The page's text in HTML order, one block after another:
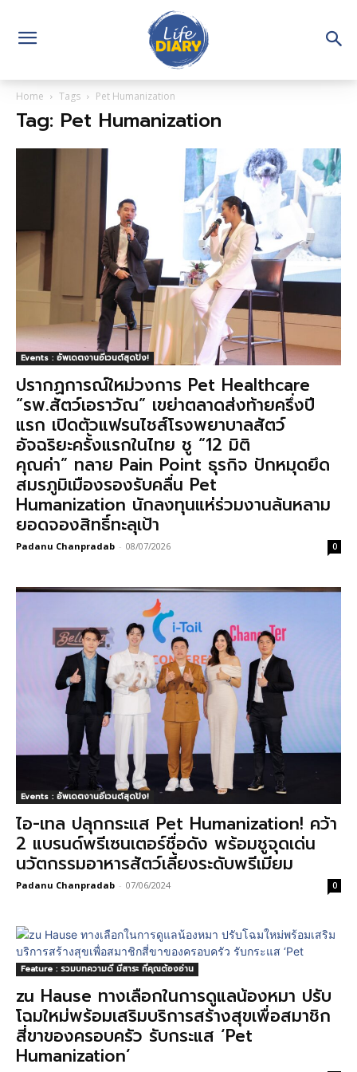
Home Tags Pet Humanization
Tag: Pet Humanization
Events : อัพเดตงานอีเวนต์สุดปัง!
ปรากฏการณ์ใหม่วงการ Pet Healthcare
“รพ.สัตว์เอราวัณ” เขย่าตลาดส่งท้ายครึ่งปี
แรก เปิดตัวแฟรนไชส์โรงพยาบาลสัตว์
อัจฉริยะครั้งแรกในไทย ชู “12 มิติ
คุณค่า” ทลาย Pain Point ธุรกิจ ปักหมุดยึด
สมรภูมิเมืองรองรับคลื่น Pet
Humanization นักลงทุนแห่ร่วมงานล้นหลาม
ยอดจองสิทธิ์ทะลุเป้า
Padanu Chanpradab - 08/07/2026 0
Events : อัพเดตงานอีเวนต์สุดปัง!
ไอ-เทล ปลุกกระแส Pet Humanization! คว้า
2 แบรนด์พรีเซนเตอร์ชื่อดัง พร้อมชูจุดเด่น
นวัตกรรมอาหารสัตว์เลี้ยงระดับพรีเมียม
Padanu Chanpradab - 07/06/2024 0
Feature : รวมบทความดี มีสาระ ที่คุณต้องอ่าน
zu Hause ทางเลือกในการดูแลน้องหมา ปรับ
โฉมใหม่พร้อมเสริมบริการสร้างสุขเพื่อสมาชิก
สี่ขาของครอบครัว รับกระแส ‘Pet
Humanization’